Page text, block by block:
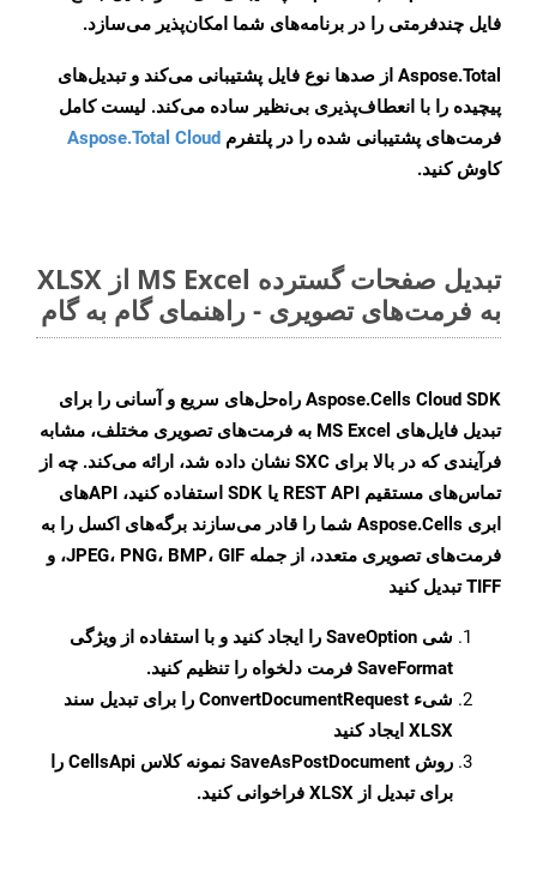
فایل چندفرمتی را در برنامه‌های شما امکان‌پذیر می‌سازد.
Aspose.Total از صدها نوع فایل پشتیبانی می‌کند و تبدیل‌های
پیچیده را با انعطاف‌پذیری بی‌نظیر ساده می‌کند. لیست کامل
فرمت‌های پشتیبانی شده را در پلتفرم Aspose.Total Cloud
کاوش کنید.
تبدیل صفحات گسترده MS Excel از XLSX
به فرمت‌های تصویری - راهنمای گام به گام
Aspose.Cells Cloud SDK راه‌حل‌های سریع و آسانی را برای
تبدیل فایل‌های MS Excel به فرمت‌های تصویری مختلف، مشابه
فرآیندی که در بالا برای SXC نشان داده شد، ارائه می‌کند. چه از
تماس‌های مستقیم REST API یا SDK استفاده کنید، APIهای
ابری Aspose.Cells شما را قادر می‌سازند برگه‌های اکسل را به
فرمت‌های تصویری متعدد، از جمله JPEG، PNG، BMP، GIF، و
TIFF تبدیل کنید
شی SaveOption را ایجاد کنید و با استفاده از ویژگی
SaveFormat فرمت دلخواه را تنظیم کنید.
شیء ConvertDocumentRequest را برای تبدیل سند
XLSX ایجاد کنید
روش SaveAsPostDocument
نمونه کلاس CellsApi را
برای تبدیل از XLSX فراخوانی کنید.